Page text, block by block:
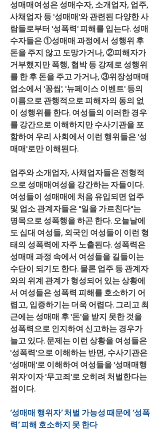
성매매여성은 성매수자, 소개업자, 업주,
사채업자 등 '성매매'와 관련된 다양한 사
람들로부터 '성폭력' 피해를 입는다. 성매
수자들은 ①성매매 과정에서 성행위 후
돈을 주지 않고 도망가거나, ②피해자가
거부했지만 폭행, 협박 등 강제로 성행위
를 한 후 돈을 주고 가거나, ③위장성매매
업소에서 '꽁씹', '뉴페이스 이벤트' 등의
이름으로 관행적으로 피해자의 동의 없
이 성행위를 한다. 여성들의 이러한 경우
를 강간으로 이해하지만 수사기관을 포
함하여 우리 사회에서 이런 행위들은 '성
매매'로만 이해된다.
업주와 소개업자, 사채업자들은 전형적
으로 성매매여성을 강간하는 자들이다.
여성들이 성매매에 처음 유입되면 업주
및 업소 관계자들은 "일을 가르친다"는
명목으로 성폭행을 하곤 한다. 오늘날에
도 십대 여성들, 외국인 여성들이 이런 형
태의 성폭력에 자주 노출된다. 성폭력은
성매매 과정 속에서 여성들을 길들이는
수단이 되기도 한다. 물론 업주 등 관계자
와의 위계 관계가 형성되어 있는 상황에
서 여성들은 성폭력 피해를 호소하기 어
렵고, 입증하기는 더욱 어렵다. 그리고 최
근에는 성매매 후 '돈'을 받지 못한 것을
성폭력으로 인지하여 신고하는 경우가
늘고 있다. 문제는 이런 상황을 여성들은
'성폭력'으로 이해하는 반면, 수사기관은
'성매매'로 이해하여 여성들을 '성매매행
위자'이자 '무고죄'로 오히려 처벌한다는
점이다.
‘성매매 행위자’ 처벌 가능성 때문에 ‘성폭
력’ 피해 호소하지 못 한다